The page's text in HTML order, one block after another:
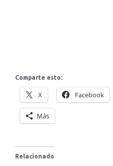
Comparte esto:
X Facebook
Más
Relacionado